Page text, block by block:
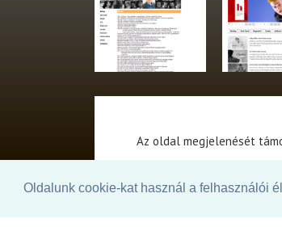
Oldalunk cookie-kat használ a felhasználói
Az oldal megjelenését